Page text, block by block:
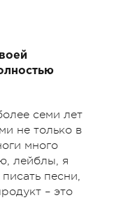
семи лет
не только в
много
лейблы, я
песни,
– это